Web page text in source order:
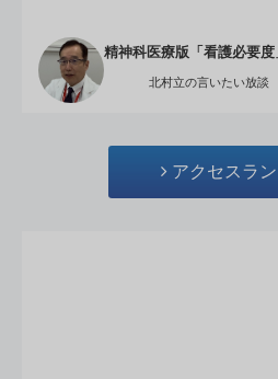
精神科医療版「看護必要
北村立の言いたい放談
アクセスラ